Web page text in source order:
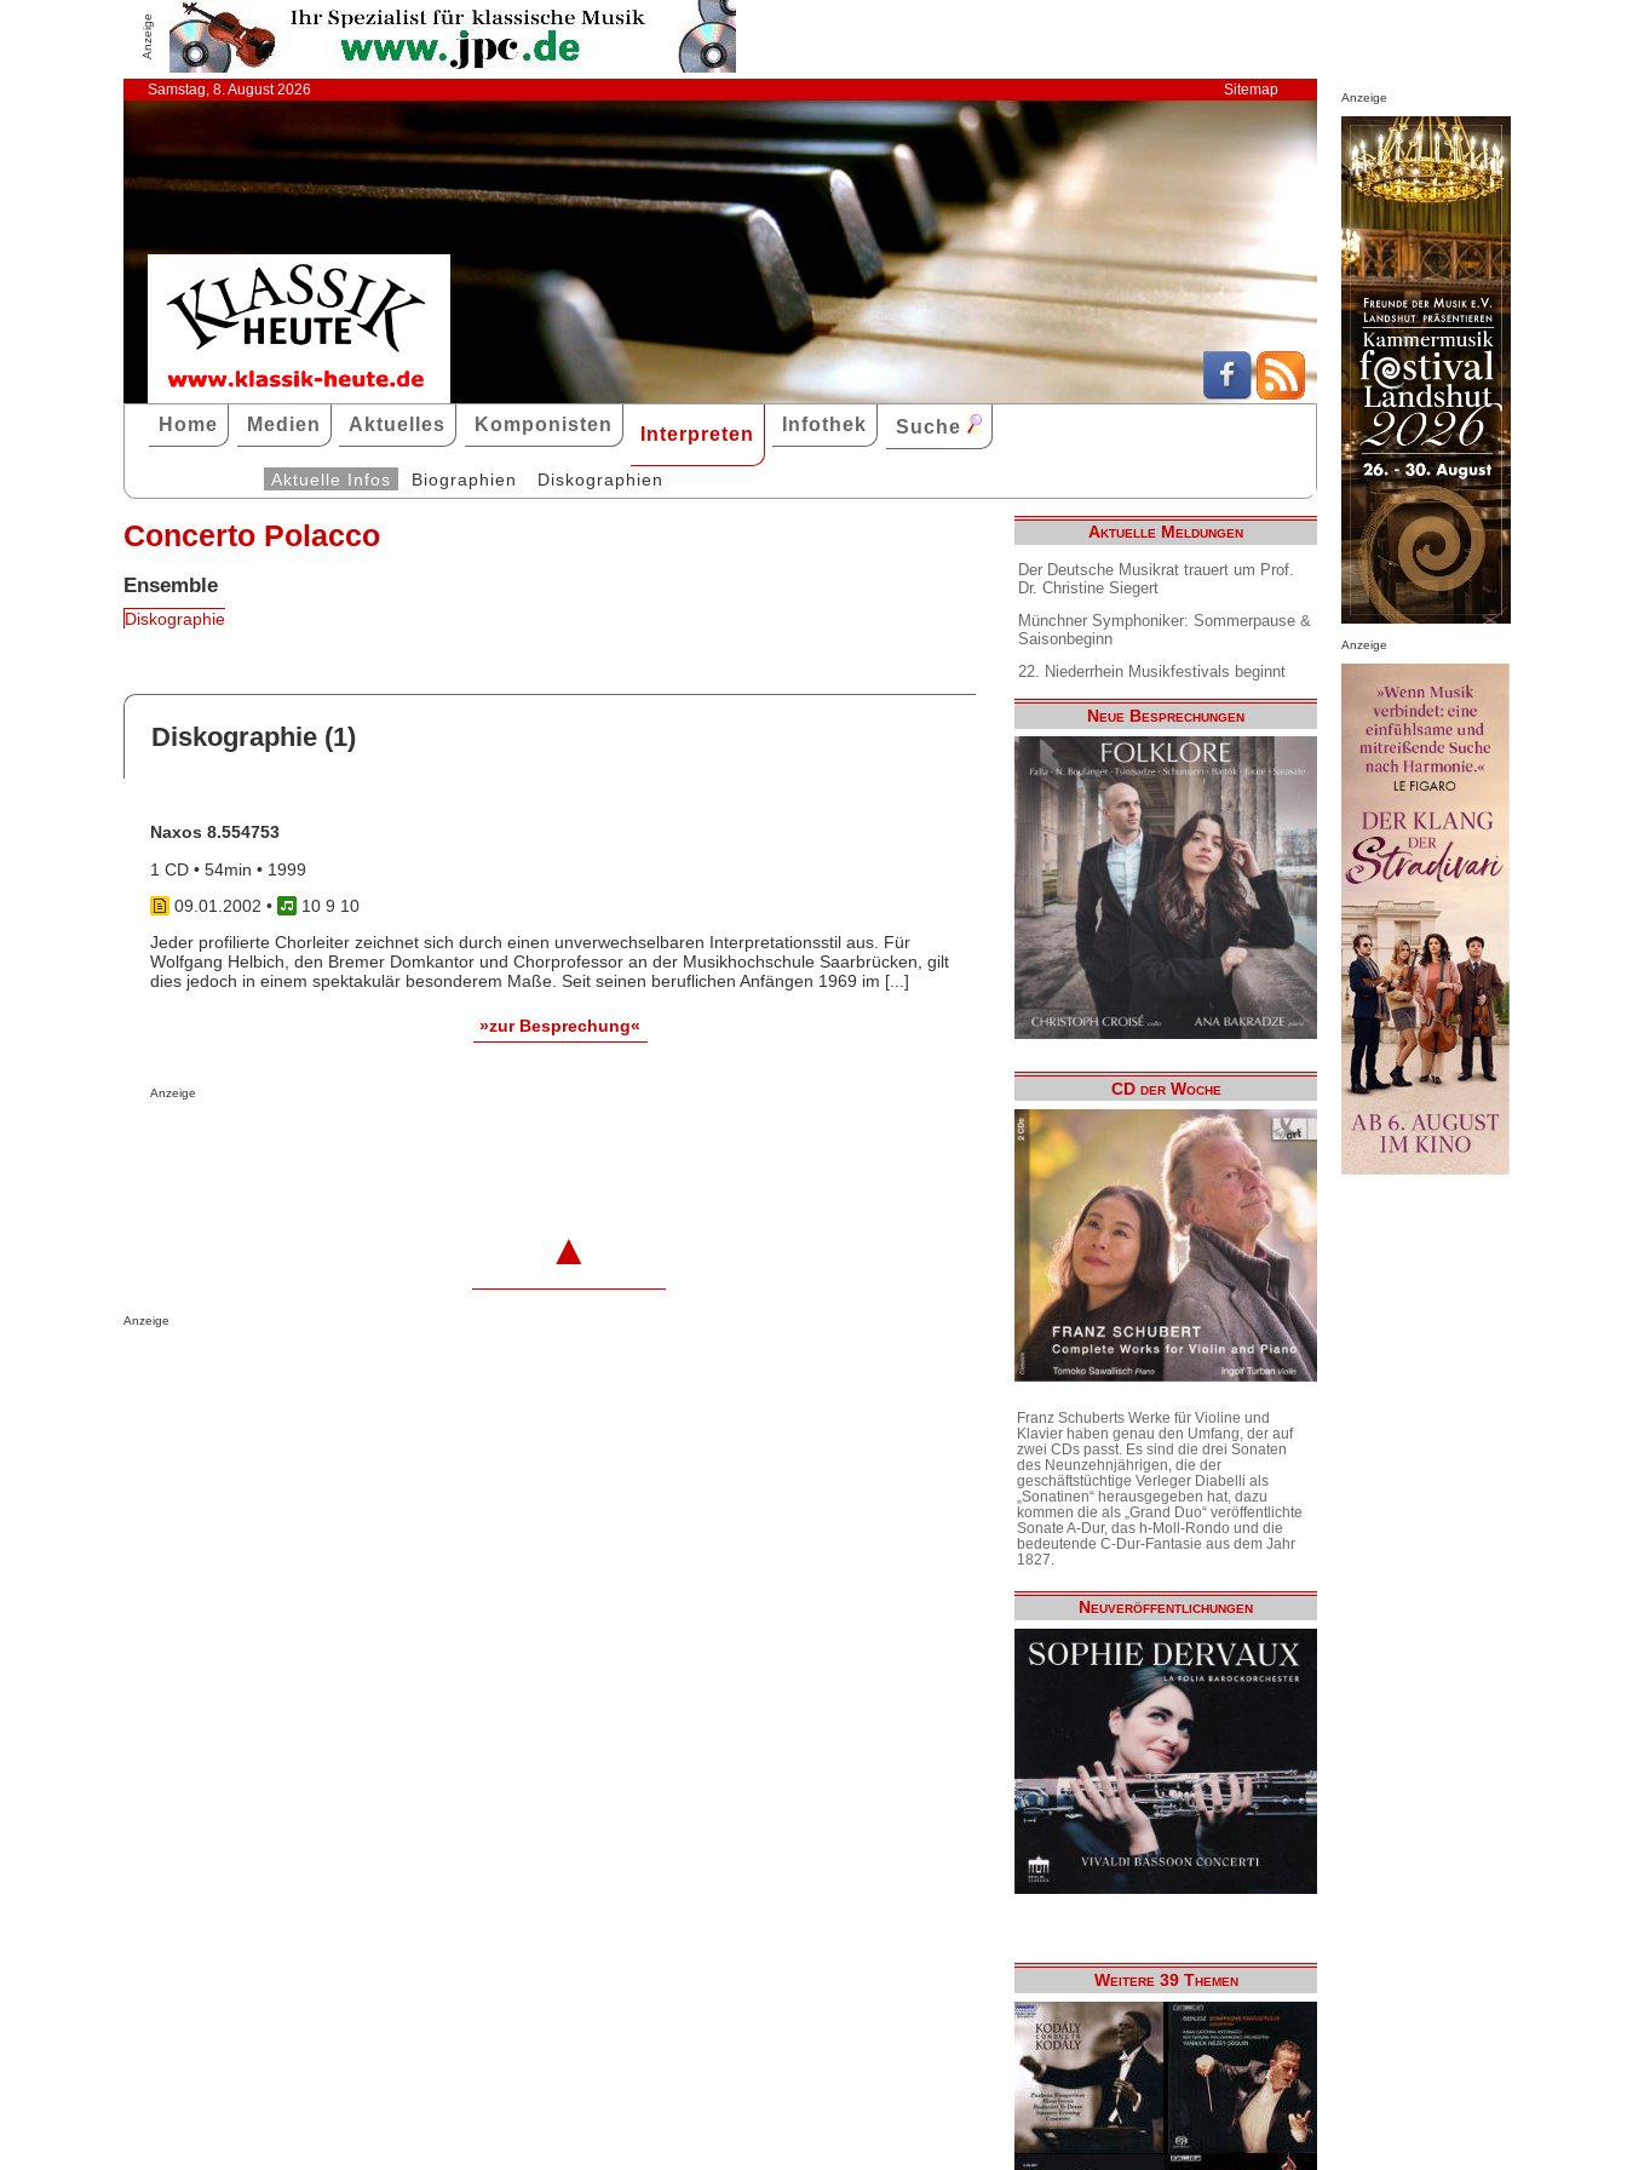
Anzeige
Samstag, 8. August 2026 Sitemap
Home Medien Aktuelles Komponisten Interpreten Infothek Suche
Aktuelle Infos Biographien Diskographien
Concerto Polacco
Ensemble
Diskographie
Diskographie (1)
Naxos 8.554753
1 CD • 54min • 1999
09.01.2002 •
10 9 10
Jeder profilierte Chorleiter zeichnet sich durch einen unverwechselbaren Interpretationsstil aus. Für
Wolfgang Helbich, den Bremer Domkantor und Chorprofessor an der Musikhochschule Saarbrücken, gilt
dies jedoch in einem spektakulär besonderem Maße. Seit seinen beruflichen Anfängen 1969 im [...]
»zur Besprechung«
Anzeige
▲
Anzeige
Aktuelle Meldungen
Der Deutsche Musikrat trauert um Prof.
Dr. Christine Siegert
Münchner Symphoniker: Sommerpause &
Saisonbeginn
22. Niederrhein Musikfestivals beginnt
Neue Besprechungen
CD der Woche
Franz Schuberts Werke für Violine und
Klavier haben genau den Umfang, der auf
zwei CDs passt. Es sind die drei Sonaten
des Neunzehnjährigen, die der
geschäftstüchtige Verleger Diabelli als
„Sonatinen“ herausgegeben hat, dazu
kommen die als „Grand Duo“ veröffentlichte
Sonate A-Dur, das h-Moll-Rondo und die
bedeutende C-Dur-Fantasie aus dem Jahr
1827.
Neuveröffentlichungen
Weitere 39 Themen
Anzeige
Anzeige